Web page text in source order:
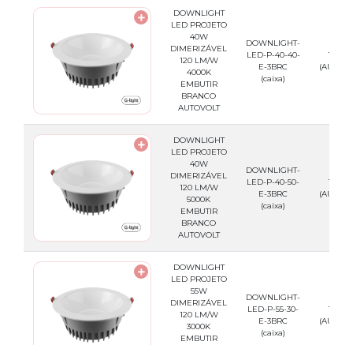
DOWNLIGHT
LED PROJETO
40W
DIMERIZÁVEL
120 LM/W
4000K
EMBUTIR
BRANCO
AUTOVOLT
DOWNLIGHT-
LED-P-40-40-
E-3BRC
(caixa)
100-
DOWNLIGHT
LED PROJETO
40W
DIMERIZÁVEL
120 LM/W
5000K
EMBUTIR
BRANCO
AUTOVOLT
DOWNLIGHT-
LED-P-40-50-
E-3BRC
(caixa)
100-
DOWNLIGHT
LED PROJETO
55W
DIMERIZÁVEL
120 LM/W
3000K
EMBUTIR
DOWNLIGHT-
LED-P-55-30-
E-3BRC
(caixa)
100-